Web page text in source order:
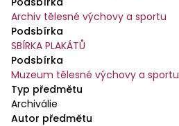
Archiv tělesné výchovy a sportu
Podsbírka
SBÍRKA PLAKÁTŮ
Podsbírka
Muzeum tělesné výchovy a sportu
Typ předmětu
Archiválie
Autor předmětu